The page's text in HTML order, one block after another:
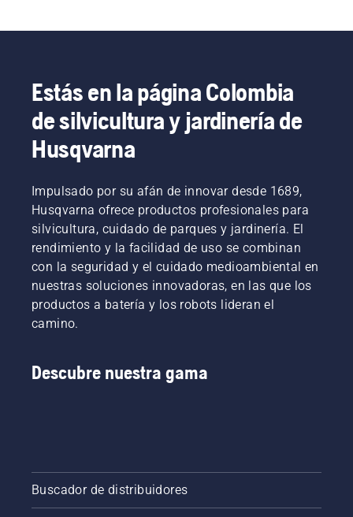
Estás en la página Colombia
de silvicultura y jardinería de
Husqvarna
Impulsado por su afán de innovar desde 1689,
Husqvarna ofrece productos profesionales para
silvicultura, cuidado de parques y jardinería. El
rendimiento y la facilidad de uso se combinan
con la seguridad y el cuidado medioambiental en
nuestras soluciones innovadoras, en las que los
productos a batería y los robots lideran el
camino.
Descubre nuestra gama
Buscador de distribuidores